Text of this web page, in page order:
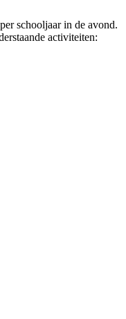
schooljaar in de avond.
activiteiten: